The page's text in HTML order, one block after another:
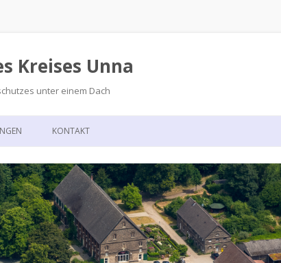
Kreises Unna
unter einem Dach
Zum
KONTAKT